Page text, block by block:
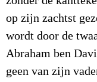
op zijn zachtst
wordt door de
Abraham ben
geen van zijn